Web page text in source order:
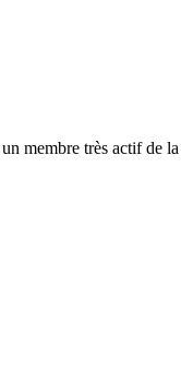
membre très actif de